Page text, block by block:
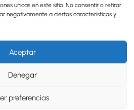
únicas en este sitio. No consentir o retirar
negativamente a ciertas características y
Aceptar
Denegar
preferencias